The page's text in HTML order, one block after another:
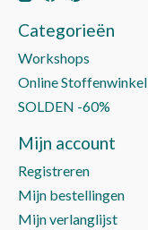
Categorieën
Workshops
Online Stoffenwinkel
SOLDEN -60%
Mijn account
Registreren
Mijn bestellingen
Mijn verlanglijst